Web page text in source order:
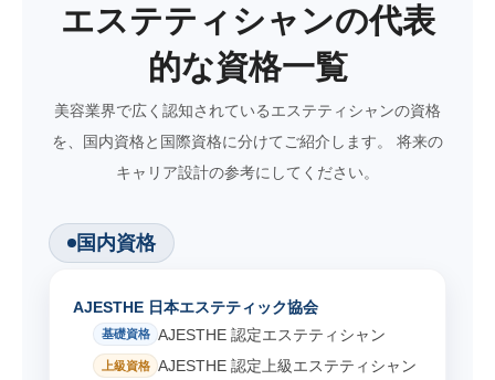
エステティシャンの代表
的な資格一覧
美容業界で広く認知されているエステティシャンの資格
を、国内資格と国際資格に分けてご紹介します。 将来の
キャリア設計の参考にしてください。
国内資格
AJESTHE 日本エステティック協会
基礎資格 AJESTHE 認定エステティシャン
上級資格 AJESTHE 認定上級エステティシャン